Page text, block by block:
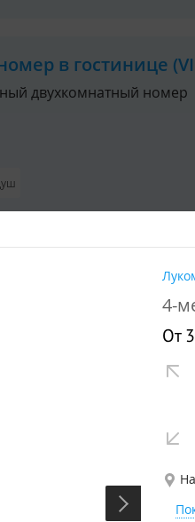
в гостинице
двухкомнатный номер
в гостинице 4-
От